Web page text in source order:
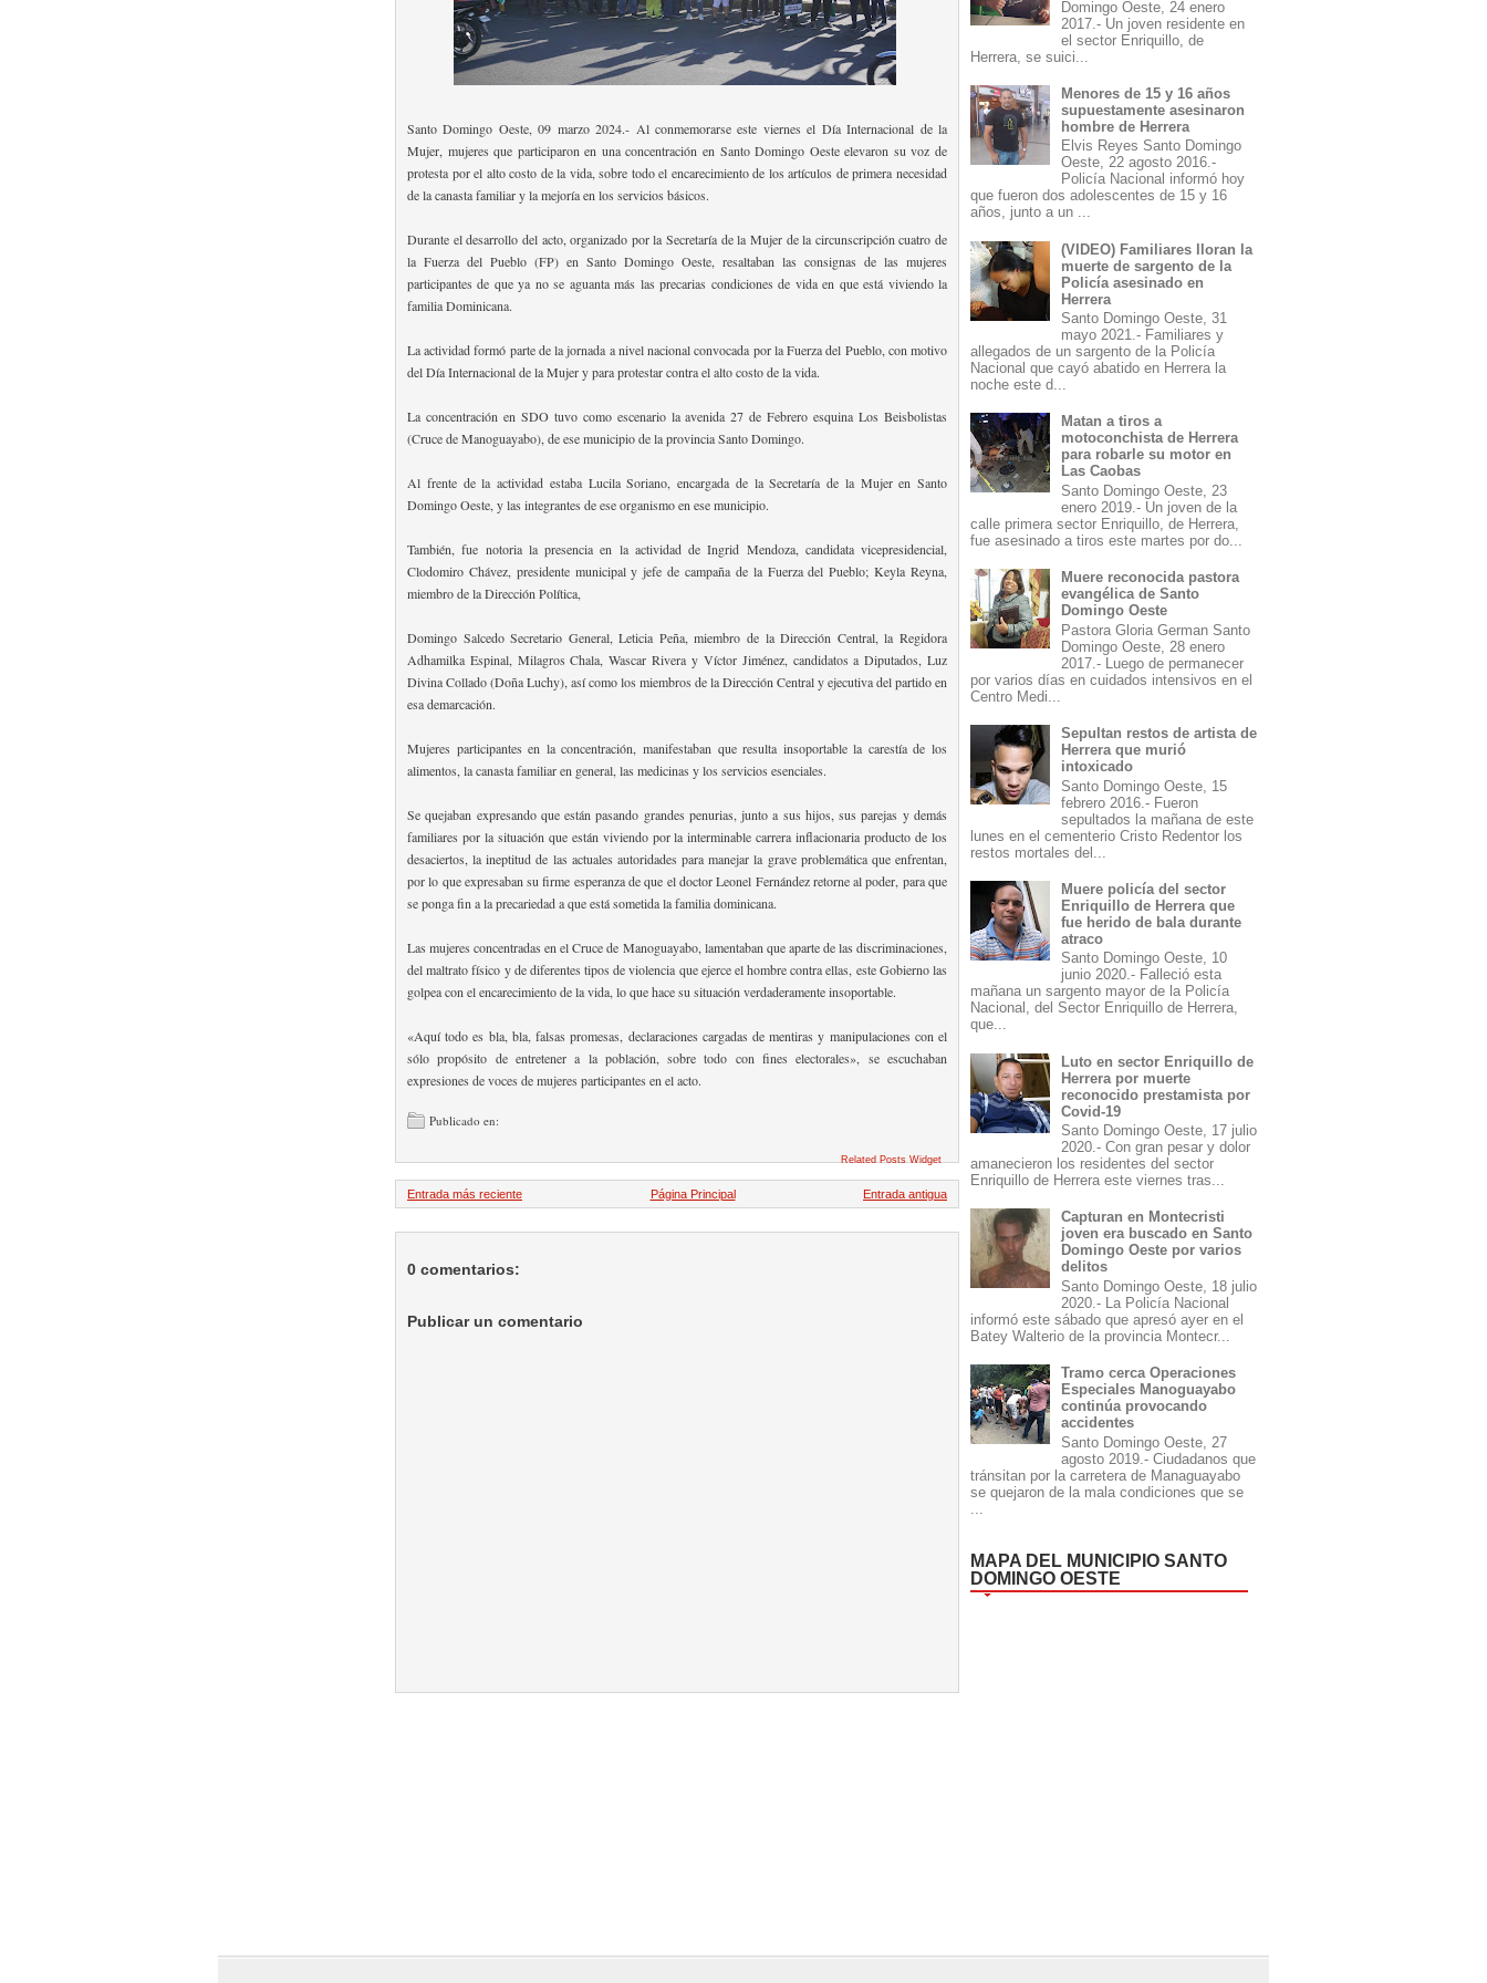
Santo Domingo Oeste, 09 marzo 2024.- Al conmemorarse este viernes el Día Internacional de la
Mujer, mujeres que participaron en una concentración en Santo Domingo Oeste elevaron su voz de
protesta por el alto costo de la vida, sobre todo el encarecimiento de los artículos de primera necesidad
de la canasta familiar y la mejoría en los servicios básicos.
Durante el desarrollo del acto, organizado por la Secretaría de la Mujer de la circunscripción cuatro de
la Fuerza del Pueblo (FP) en Santo Domingo Oeste, resaltaban las consignas de las mujeres
participantes de que ya no se aguanta más las precarias condiciones de vida en que está viviendo la
familia Dominicana.
La actividad formó parte de la jornada a nivel nacional convocada por la Fuerza del Pueblo, con motivo
del Día Internacional de la Mujer y para protestar contra el alto costo de la vida.
La concentración en SDO tuvo como escenario la avenida 27 de Febrero esquina Los Beisbolistas
(Cruce de Manoguayabo), de ese municipio de la provincia Santo Domingo.
Al frente de la actividad estaba Lucila Soriano, encargada de la Secretaría de la Mujer en Santo
Domingo Oeste, y las integrantes de ese organismo en ese municipio.
También, fue notoria la presencia en la actividad de Ingrid Mendoza, candidata vicepresidencial,
Clodomiro Chávez, presidente municipal y jefe de campaña de la Fuerza del Pueblo; Keyla Reyna,
miembro de la Dirección Política,
Domingo Salcedo Secretario General, Leticia Peña, miembro de la Dirección Central, la Regidora
Adhamilka Espinal, Milagros Chala, Wascar Rivera y Víctor Jiménez, candidatos a Diputados, Luz
Divina Collado (Doña Luchy), así como los miembros de la Dirección Central y ejecutiva del partido en
esa demarcación.
Mujeres participantes en la concentración, manifestaban que resulta insoportable la carestía de los
alimentos, la canasta familiar en general, las medicinas y los servicios esenciales.
Se quejaban expresando que están pasando grandes penurias, junto a sus hijos, sus parejas y demás
familiares por la situación que están viviendo por la interminable carrera inflacionaria producto de los
desaciertos, la ineptitud de las actuales autoridades para manejar la grave problemática que enfrentan,
por lo que expresaban su firme esperanza de que el doctor Leonel Fernández retorne al poder, para que
se ponga fin a la precariedad a que está sometida la familia dominicana.
Las mujeres concentradas en el Cruce de Manoguayabo, lamentaban que aparte de las discriminaciones,
del maltrato físico y de diferentes tipos de violencia que ejerce el hombre contra ellas, este Gobierno las
golpea con el encarecimiento de la vida, lo que hace su situación verdaderamente insoportable.
«Aquí todo es bla, bla, falsas promesas, declaraciones cargadas de mentiras y manipulaciones con el
sólo propósito de entretener a la población, sobre todo con fines electorales», se escuchaban
expresiones de voces de mujeres participantes en el acto.
Publicado en:
Related Posts Widget
Entrada más reciente Entrada antigua
Página Principal
0 comentarios:
Publicar un comentario
Domingo Oeste, 24 enero
2017.- Un joven residente en
el sector Enriquillo, de
Herrera, se suici...
Menores de 15 y 16 años
supuestamente asesinaron
hombre de Herrera
Elvis Reyes Santo Domingo
Oeste, 22 agosto 2016.-
Policía Nacional informó hoy
que fueron dos adolescentes de 15 y 16
años, junto a un ...
(VIDEO) Familiares lloran la
muerte de sargento de la
Policía asesinado en
Herrera
Santo Domingo Oeste, 31
mayo 2021.- Familiares y
allegados de un sargento de la Policía
Nacional que cayó abatido en Herrera la
noche este d...
Matan a tiros a
motoconchista de Herrera
para robarle su motor en
Las Caobas
Santo Domingo Oeste, 23
enero 2019.- Un joven de la
calle primera sector Enriquillo, de Herrera,
fue asesinado a tiros este martes por do...
Muere reconocida pastora
evangélica de Santo
Domingo Oeste
Pastora Gloria German Santo
Domingo Oeste, 28 enero
2017.- Luego de permanecer
por varios días en cuidados intensivos en el
Centro Medi...
Sepultan restos de artista de
Herrera que murió
intoxicado
Santo Domingo Oeste, 15
febrero 2016.- Fueron
sepultados la mañana de este
lunes en el cementerio Cristo Redentor los
restos mortales del...
Muere policía del sector
Enriquillo de Herrera que
fue herido de bala durante
atraco
Santo Domingo Oeste, 10
junio 2020.- Falleció esta
mañana un sargento mayor de la Policía
Nacional, del Sector Enriquillo de Herrera,
que...
Luto en sector Enriquillo de
Herrera por muerte
reconocido prestamista por
Covid-19
Santo Domingo Oeste, 17 julio
2020.- Con gran pesar y dolor
amanecieron los residentes del sector
Enriquillo de Herrera este viernes tras...
Capturan en Montecristi
joven era buscado en Santo
Domingo Oeste por varios
delitos
Santo Domingo Oeste, 18 julio
2020.- La Policía Nacional
informó este sábado que apresó ayer en el
Batey Walterio de la provincia Montecr...
Tramo cerca Operaciones
Especiales Manoguayabo
continúa provocando
accidentes
Santo Domingo Oeste, 27
agosto 2019.- Ciudadanos que
tránsitan por la carretera de Managuayabo
se quejaron de la mala condiciones que se
MAPA DEL MUNICIPIO SANTO
DOMINGO OESTE